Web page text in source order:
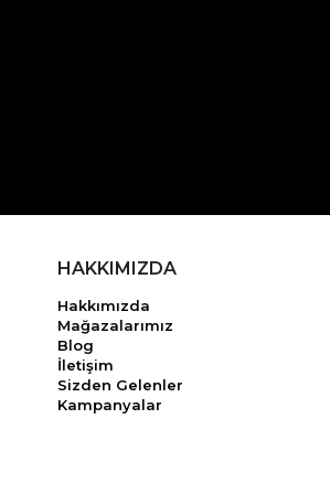
HAKKIMIZDA
Hakkımızda
Mağazalarımız
Blog
İletişim
Sizden Gelenler
Kampanyalar